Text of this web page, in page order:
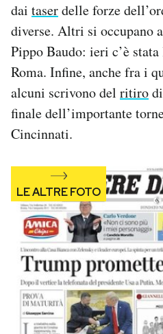
Area Personale
Newsletter
Notifiche mobile
Hai bisogno di aiuto?
Esci
dai taserdelle forze
diverse. Altri si occupano
Pippo Baudo: ieri c’è
Roma. Infine, anche fra i
alcuni scrivono del ritiro
finale dell’importante
Cincinnati.